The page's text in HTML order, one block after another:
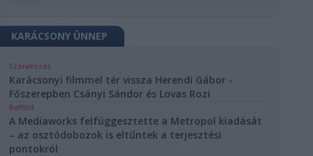
KARÁCSONY ÜNNEP
Szórakozás
Karácsonyi filmmel tér vissza Herendi Gábor -
Főszerepben Csányi Sándor és Lovas Rozi
Belföld
A Mediaworks felfüggesztette a Metropol kiadását
– az osztódobozok is eltűntek a terjesztési
pontokról